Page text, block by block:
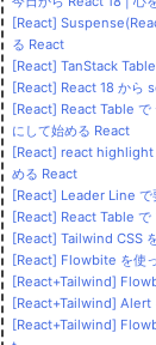
[React]
る React
[React] TanStack
[React] React 18 から
[React] React Table で
にして始める React
[React] react highlight
める React
[React] Leader Line で
[React] React Table で
[React] Tailwind CSS
[React] Flowbite を使
[React+Tailwind]
[React+Tailwind] Alert
[React+Tailwind]